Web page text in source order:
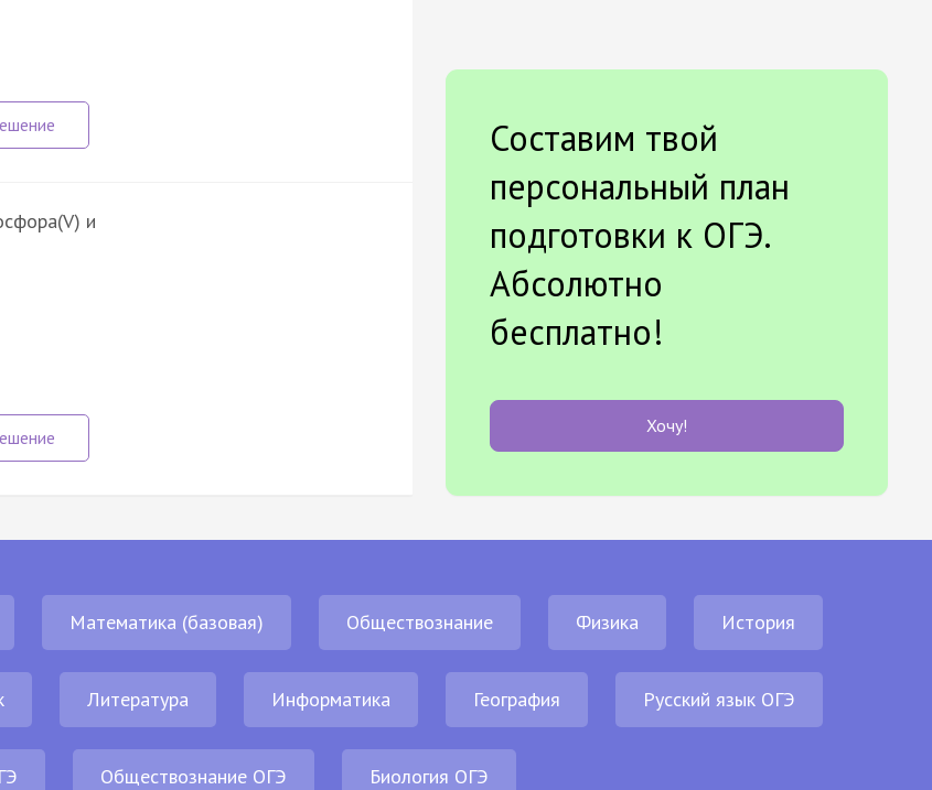
и
Составим твой
персональный план
подготовки к ОГЭ.
Абсолютно
бесплатно!
Хочу!
Математика (базовая) Обществознание Физика История
Литература Информатика География Русский язык ОГЭ
Обществознание ОГЭ Биология ОГЭ